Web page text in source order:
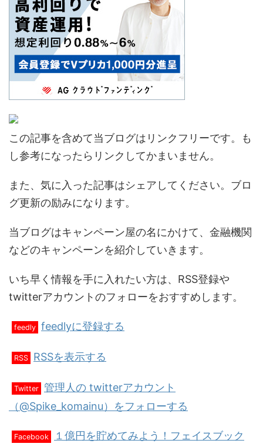
この記事を含めて当ブログはリンクフリーです。も
し参考になったらリンクしてかまいません。
また、気に入った記事はシェアしてください。ブロ
グ更新の励みになります。
当ブログはキャンペーン屋の名にかけて、金融機関
などのキャンペーンを紹介していきます。
いち早く情報を手に入れたい方は、RSS登録や
twitterアカウントのフォローをおすすめします。
feedly feedlyに登録する
RSS RSSを表示する
Twitter 管理人の twitterアカウント
（@Spike_komainu）をフォローする
Facebook
１億円を貯めてみよう！フェイスブック